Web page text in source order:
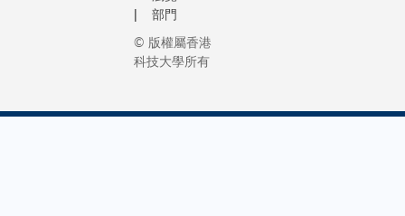
部門
© 版權屬香港
科技大學所有